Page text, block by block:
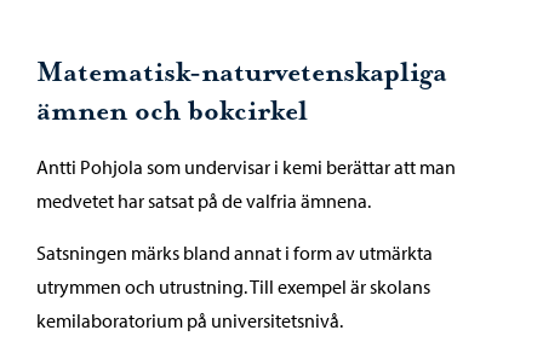
Matematisk-naturvetenskapliga
ämnen och bokcirkel
Antti Pohjola som undervisar i kemi berättar att man
medvetet har satsat på de valfria ämnena.
Satsningen märks bland annat i form av utmärkta
utrymmen och utrustning. Till exempel är skolans
kemilaboratorium på universitetsnivå.